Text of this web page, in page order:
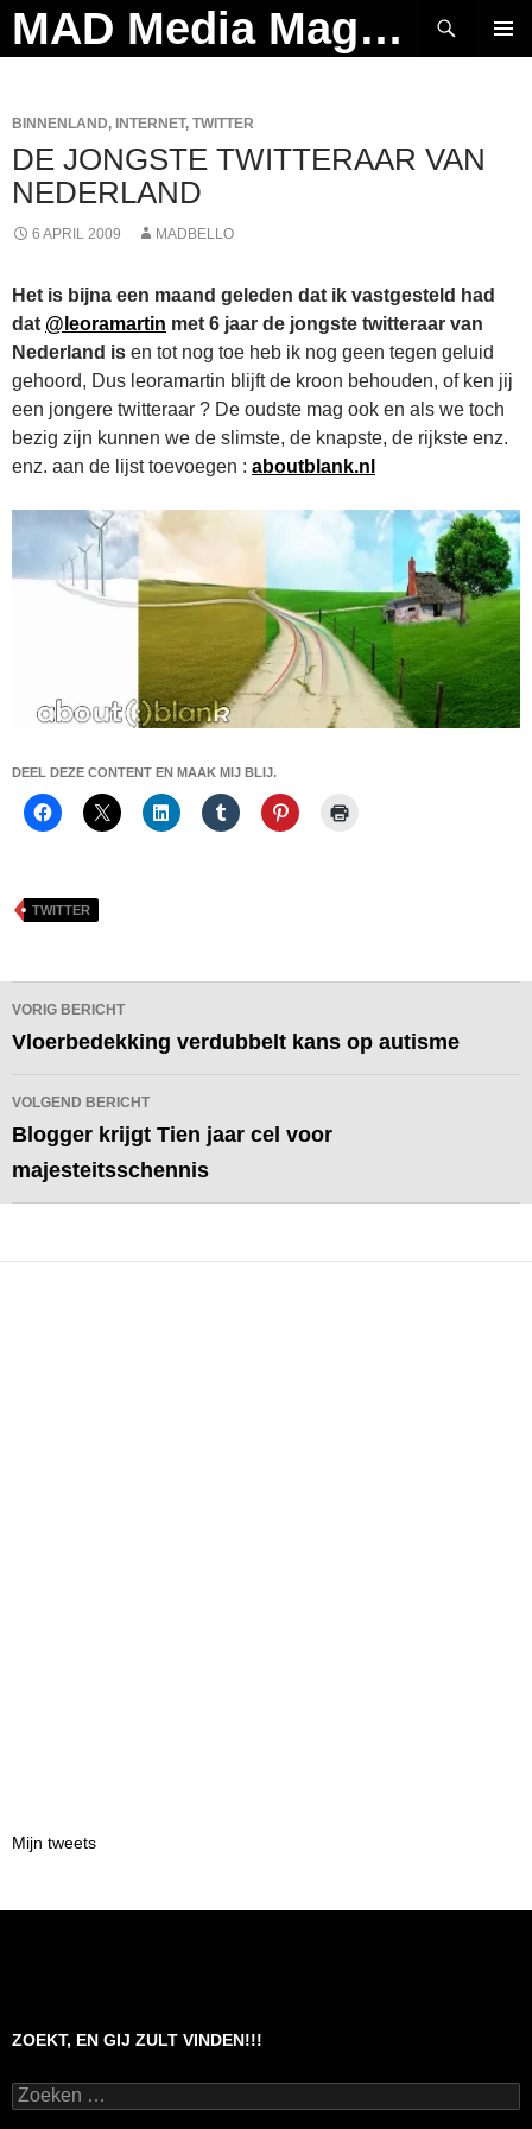
Ga
naar
MAD Media Magazine
Zoeken
BINNENLAND, INTERNET, TWITTER
DE JONGSTE TWITTERAAR VAN
NEDERLAND
6 APRIL 2009 MADBELLO
Het is bijna een maand geleden dat ik vastgesteld had
dat @leoramartin met 6 jaar de jongste twitteraar van
Nederland is en tot nog toe heb ik nog geen tegen geluid
gehoord, Dus leoramartin blijft de kroon behouden, of ken jij
een jongere twitteraar ? De oudste mag ook en als we toch
bezig zijn kunnen we de slimste, de knapste, de rijkste enz.
enz. aan de lijst toevoegen : aboutblank.nl
DEEL DEZE CONTENT EN MAAK MIJ BLIJ.
TWITTER
Bericht
navigatie
VORIG BERICHT
Vloerbedekking verdubbelt kans op autisme
VOLGEND BERICHT
Blogger krijgt Tien jaar cel voor
majesteitsschennis
Mijn tweets
ZOEKT, EN GIJ ZULT VINDEN!!!
Zoeken
naar: